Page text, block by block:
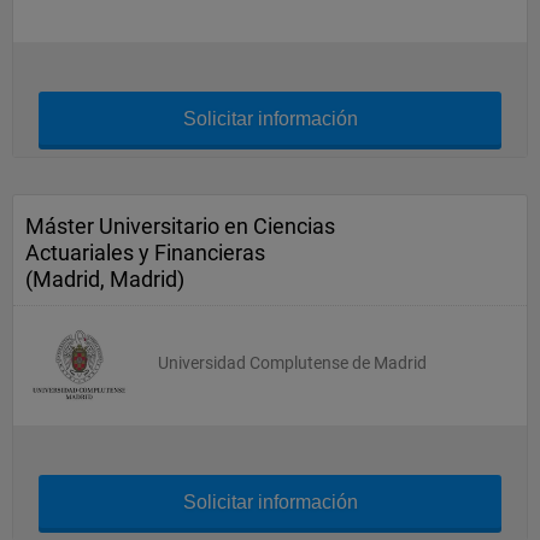
Solicitar información
Máster Universitario en Ciencias
Actuariales y Financieras
(Madrid, Madrid)
Universidad Complutense de Madrid
Solicitar información